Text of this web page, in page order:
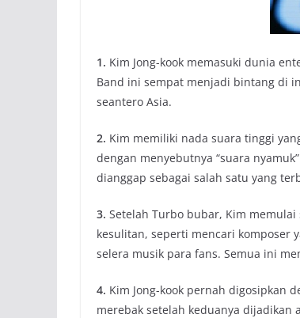
1. Kim Jong-kook memasuki dunia
Band ini sempat menjadi bintang di
seantero Asia.
2. Kim memiliki nada suara tinggi
dengan menyebutnya “suara
dianggap sebagai salah satu yang
3. Setelah Turbo bubar, Kim
kesulitan, seperti mencari komposer
selera musik para fans. Semua ini
4. Kim Jong-kook pernah digosipkan
merebak setelah keduanya dijadikan